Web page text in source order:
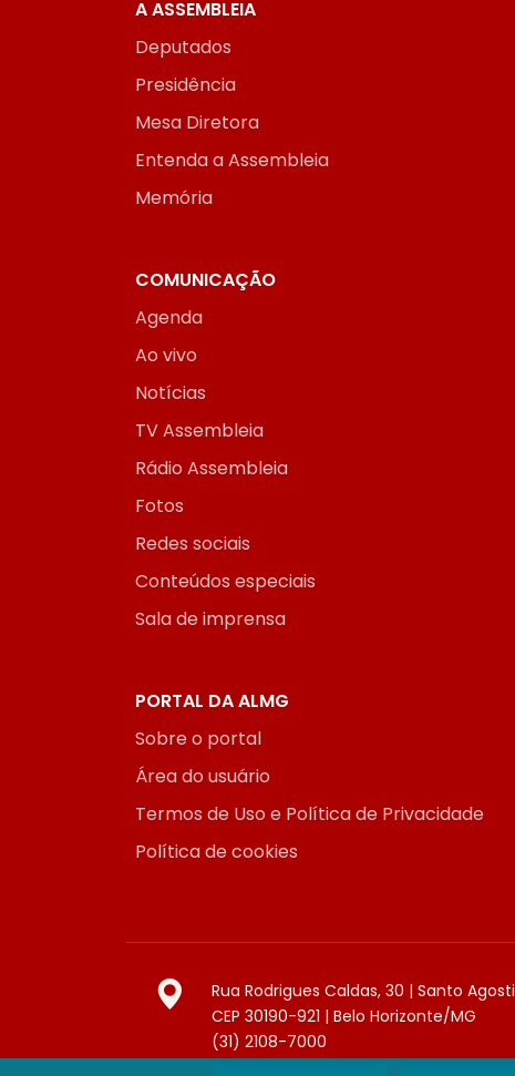
A ASSEMBLEIA
Deputados
Presidência
Mesa Diretora
Entenda a Assembleia
Memória
COMUNICAÇÃO
Agenda
Ao vivo
Notícias
TV Assembleia
Rádio Assembleia
Fotos
Redes sociais
Conteúdos especiais
Sala de imprensa
PORTAL DA ALMG
Sobre o portal
Área do usuário
Termos de Uso e Política de Privacidade
Política de cookies
Rua Rodrigues Caldas, 30 | Santo
CEP 30190-921 | Belo Horizonte/MG
(31) 2108-7000